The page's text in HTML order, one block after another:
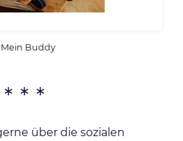
Mein Buddy
***
über die sozialen